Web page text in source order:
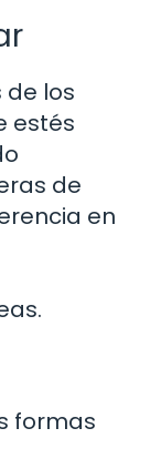
de los
estés
de
en
formas